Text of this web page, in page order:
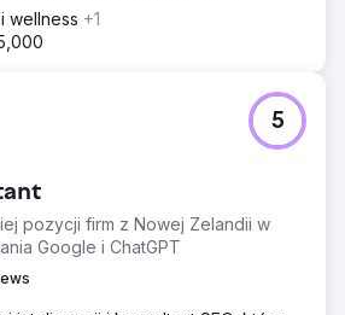
wellness +1
pozycji firm z Nowej Zelandii w
Google i ChatGPT
5